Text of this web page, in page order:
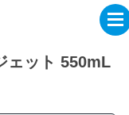
ェット 550mL